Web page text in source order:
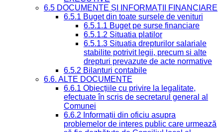
6.5 DOCUMENTE ȘI INFORMAȚII FINANCIARE
6.5.1 Buget din toate sursele de venituri
6.5.1.1 Buget pe surse financiare
6.5.1.2 Situatia platilor
6.5.1.3 Situatia drepturilor salariale
stabilite potrivit legii, precum si alte
drepturi prevazute de acte normative
6.5.2 Bilanturi contabile
6.6. ALTE DOCUMENTE
6.6.1 Obiecțiile cu privire la legalitate,
efectuate în scris de secretarul general al
Comunei
6.6.2 Informații din oficiu asupra
problemelor de interes public care urmează